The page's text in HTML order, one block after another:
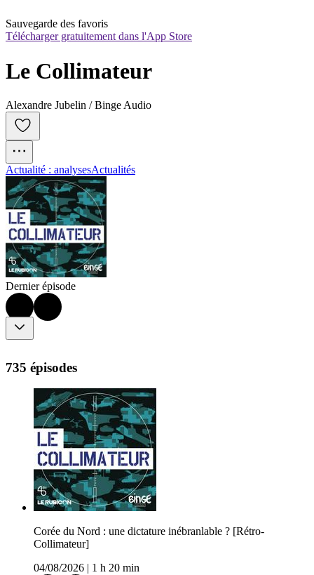
Sauvegarde des favoris
Télécharger gratuitement dans l'App Store
Le Collimateur
Alexandre Jubelin / Binge Audio
Actualité : analysesActualités
Dernier épisode
735 épisodes
Corée du Nord : une dictature inébranlable ? [Rétro-
Collimateur]
04/08/2026
1 h 20 min